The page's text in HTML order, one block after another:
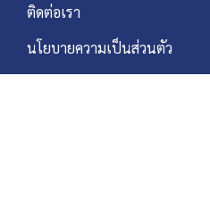
ติดต่อเรา
นโยบายความเป็นส่วนตัว